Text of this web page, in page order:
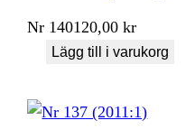
Nr 140120,00kr
Lägg till i varukorg